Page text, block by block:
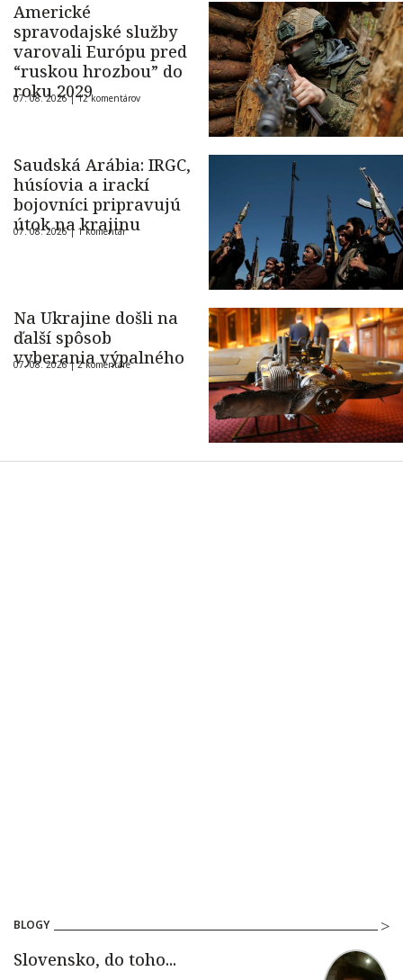
Americké
spravodajské služby
varovali Európu pred
“ruskou hrozbou” do
roku 2029
07. 08. 2026 |12 komentárov
Saudská Arábia: IRGC,
húsíovia a irackí
bojovníci pripravujú
útok na krajinu
07. 08. 2026 | 1 komentár
Na Ukrajine došli na
ďalší spôsob
vyberania výpalného
07. 08. 2026 |2 komentáre
BLOGY